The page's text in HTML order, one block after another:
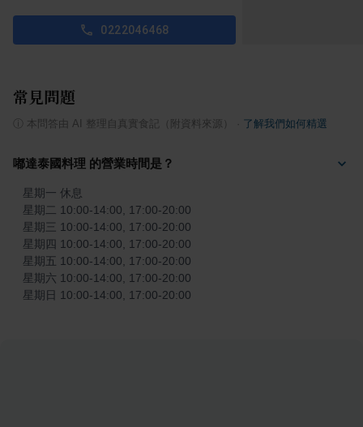
0222046468
常見問題
本問答由 AI 整理自真實食記（附資料來源） 了解我們如何精選
嘟達泰國料理 的營業時間是？
星期一 休息
星期二 10:00-14:00, 17:00-20:00
星期三 10:00-14:00, 17:00-20:00
星期四 10:00-14:00, 17:00-20:00
星期五 10:00-14:00, 17:00-20:00
星期六 10:00-14:00, 17:00-20:00
星期日 10:00-14:00, 17:00-20:00